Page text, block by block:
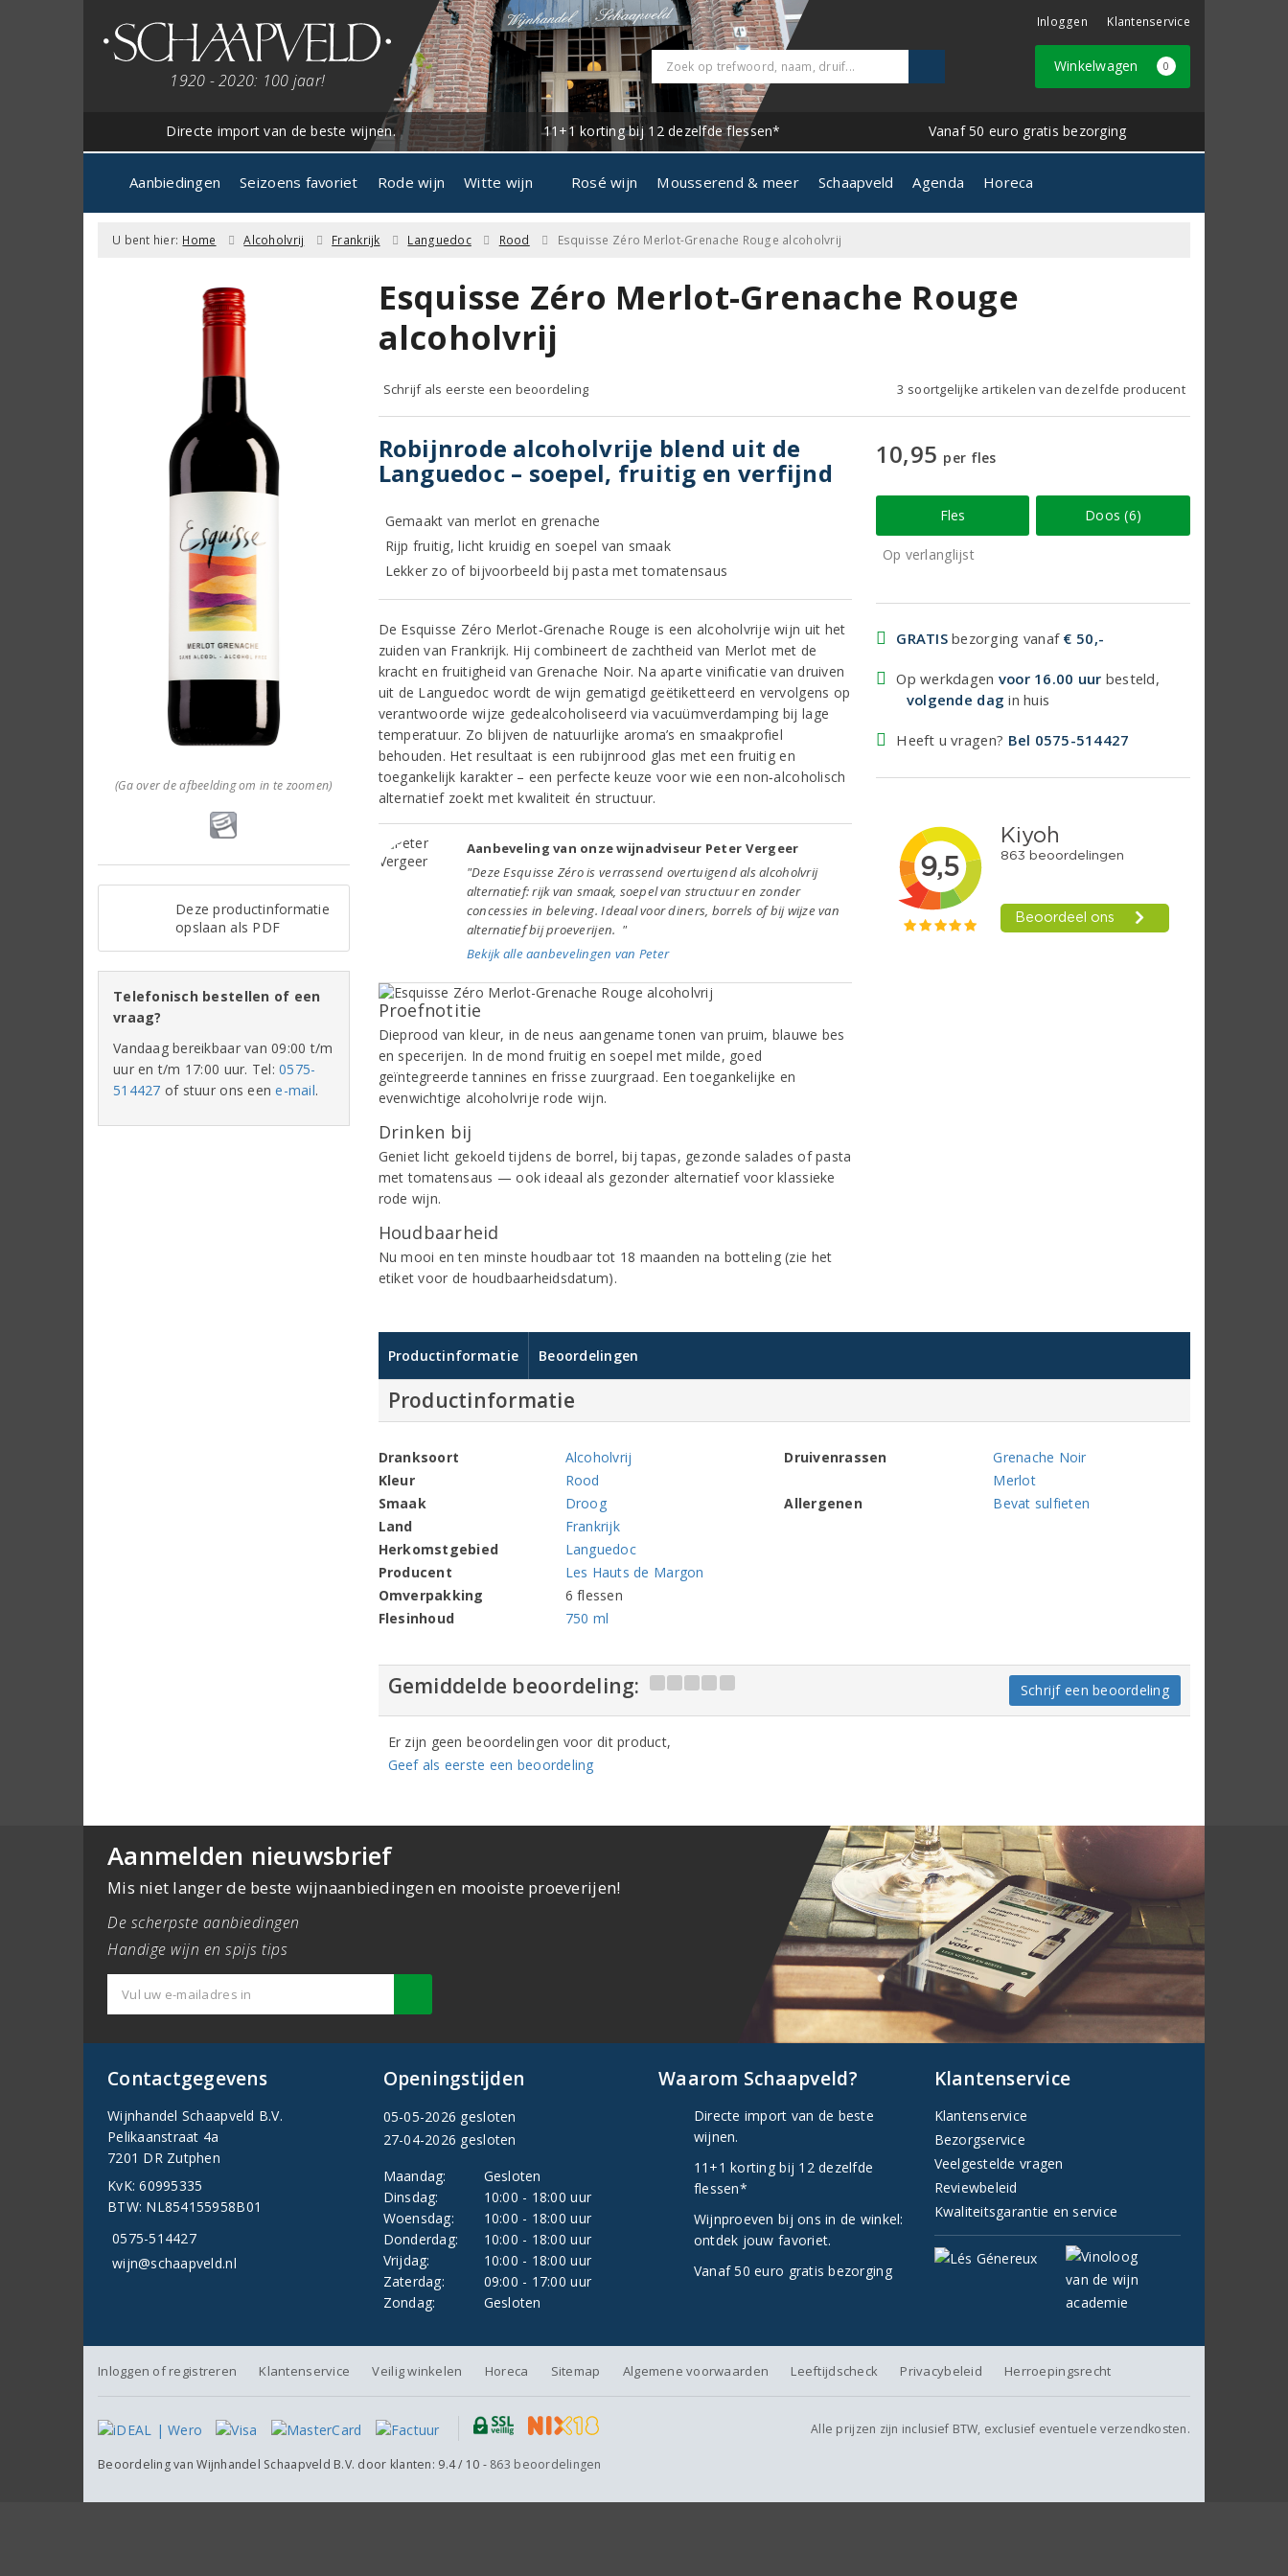
1920 - 2020: 100 jaar!
Inloggen Klantenservice
Winkelwagen 0
Directe import van de beste wijnen. 11+1 korting bij 12 dezelfde flessen* Vanaf 50 euro gratis bezorging
Aanbiedingen Seizoens favoriet Rode wijn Witte wijn Rosé wijn Mousserend & meer Schaapveld Agenda Horeca
U bent hier: Home Alcoholvrij Frankrijk Languedoc Rood Esquisse Zéro Merlot-Grenache Rouge alcoholvrij
(Ga over de afbeelding om in te zoomen)
Deze productinformatie
opslaan als PDF
Telefonisch bestellen of een
vraag?
Vandaag bereikbaar van 09:00 t/m
uur en t/m 17:00 uur. Tel:0575-
514427 of stuur ons eene-mail.
Esquisse Zéro Merlot-Grenache Rouge
alcoholvrij
Schrijf als eerste een beoordeling 3 soortgelijke artikelen van dezelfde producent
Robijnrode alcoholvrije blend uit de
Languedoc – soepel, fruitig en verfijnd
Gemaakt van merlot en grenache
Rijp fruitig, licht kruidig en soepel van smaak
Lekker zo of bijvoorbeeld bij pasta met tomatensaus
De Esquisse Zéro Merlot‑Grenache Rouge is een alcoholvrije wijn uit het
zuiden van Frankrijk. Hij combineert de zachtheid van Merlot met de
kracht en fruitigheid van Grenache Noir. Na aparte vinificatie van druiven
uit de Languedoc wordt de wijn gematigd geëtiketteerd en vervolgens op
verantwoorde wijze gedealcoholiseerd via vacuümverdamping bij lage
temperatuur. Zo blijven de natuurlijke aroma’s en smaakprofiel
behouden. Het resultaat is een rubijnrood glas met een fruitig en
toegankelijk karakter – een perfecte keuze voor wie een non‑alcoholisch
alternatief zoekt met kwaliteit én structuur.
Aanbeveling van onze wijnadviseur Peter Vergeer
"Deze Esquisse Zéro is verrassend overtuigend als alcoholvrij
alternatief: rijk van smaak, soepel van structuur en zonder
concessies in beleving. Ideaal voor diners, borrels of bij wijze van
alternatief bij proeverijen. "
Bekijk alle aanbevelingen van Peter
Proefnotitie
Dieprood van kleur, in de neus aangename tonen van pruim, blauwe bes
en specerijen. In de mond fruitig en soepel met milde, goed
geïntegreerde tannines en frisse zuurgraad. Een toegankelijke en
evenwichtige alcoholvrije rode wijn.
Drinken bij
Geniet licht gekoeld tijdens de borrel, bij tapas, gezonde salades of pasta
met tomatensaus — ook ideaal als gezonder alternatief voor klassieke
rode wijn.
Houdbaarheid
Nu mooi en ten minste houdbaar tot 18 maanden na botteling (zie het
etiket voor de houdbaarheidsdatum).
10,95 per fles
Fles Doos (6)
Op verlanglijst
GRATISbezorging vanaf € 50,-
Op werkdagen voor 16.00 uur besteld,
volgende dag in huis
Heeft u vragen? Bel 0575-514427
Productinformatie Beoordelingen
Productinformatie
Dranksoort
Alcoholvrij
Kleur
Rood
Smaak
Droog
Land
Frankrijk
Herkomstgebied
Languedoc
Producent
Les Hauts de Margon
Omverpakking
6 flessen
Flesinhoud
750 ml
Druivenrassen
Grenache Noir
Merlot
Allergenen
Bevat sulfieten
Gemiddelde beoordeling: Schrijf een beoordeling
Er zijn geen beoordelingen voor dit product,
Geef als eerste een beoordeling
Aanmelden nieuwsbrief
Mis niet langer de beste wijnaanbiedingen en mooiste proeverijen!
De scherpste aanbiedingen
Handige wijn en spijs tips
Contactgegevens
Wijnhandel Schaapveld B.V.
Pelikaanstraat 4a
7201 DR Zutphen
KvK: 60995335
BTW: NL854155958B01
0575-514427
wijn@schaapveld.nl
Openingstijden
05-05-2026 gesloten
27-04-2026 gesloten
Maandag:
Gesloten
Dinsdag:
10:00 - 18:00 uur
Woensdag:
10:00 - 18:00 uur
Donderdag:
10:00 - 18:00 uur
Vrijdag:
10:00 - 18:00 uur
Zaterdag:
09:00 - 17:00 uur
Zondag:
Gesloten
Waarom Schaapveld?
Directe import van de beste
wijnen.
11+1 korting bij 12 dezelfde
flessen*
Wijnproeven bij ons in de winkel:
ontdek jouw favoriet.
Vanaf 50 euro gratis bezorging
Klantenservice
Klantenservice
Bezorgservice
Veelgestelde vragen
Reviewbeleid
Kwaliteitsgarantie en service
Inloggen of registreren Klantenservice Veilig winkelen Horeca Sitemap Algemene voorwaarden Leeftijdscheck Privacybeleid Herroepingsrecht
Alle prijzen zijn inclusief BTW, exclusief eventuele verzendkosten.
Beoordeling vanWijnhandel Schaapveld B.V. door klanten: 9.4/ 10 - 863 beoordelingen